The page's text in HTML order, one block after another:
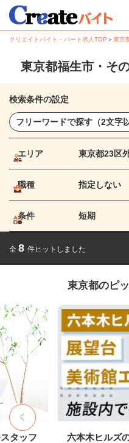
クリエイトバイト・パート求人TOP ＞東京
東京都福生市・そ
検索条件の設定
エリア 東京都23区
職種 指定しない
条件 短期
全 8 件ヒットしました
東京都のピ
タッフ
六本木ヒルズ